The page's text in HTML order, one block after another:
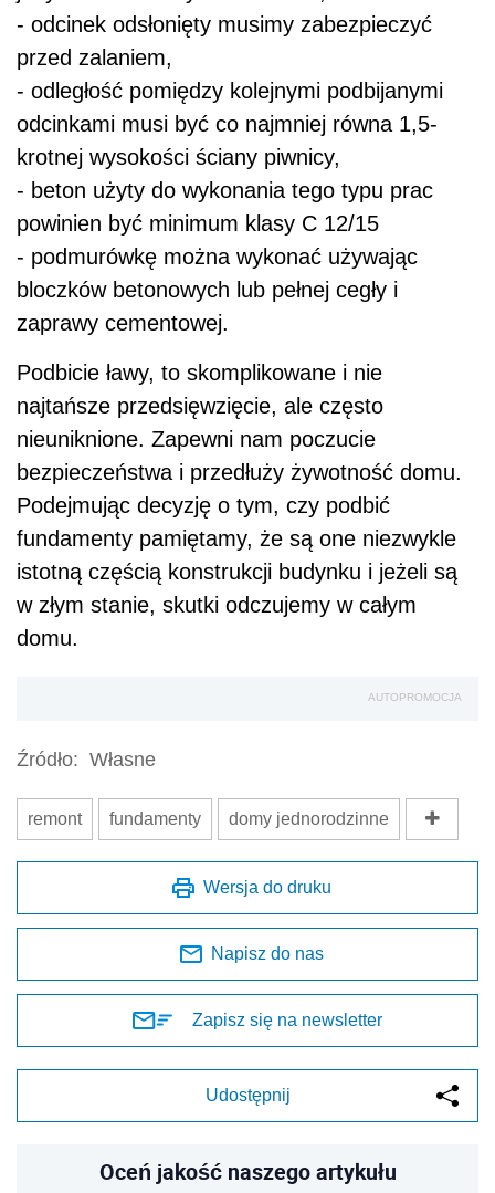
- odcinek odsłonięty musimy zabezpieczyć
przed zalaniem,
- odległość pomiędzy kolejnymi podbijanymi
odcinkami musi być co najmniej równa 1,5-
krotnej wysokości ściany piwnicy,
- beton użyty do wykonania tego typu prac
powinien być minimum klasy C 12/15
- podmurówkę można wykonać używając
bloczków betonowych lub pełnej cegły i
zaprawy cementowej.
Podbicie ławy, to skomplikowane i nie
najtańsze przedsięwzięcie, ale często
nieuniknione. Zapewni nam poczucie
bezpieczeństwa i przedłuży żywotność domu.
Podejmując decyzję o tym, czy podbić
fundamenty pamiętamy, że są one niezwykle
istotną częścią konstrukcji budynku i jeżeli są
w złym stanie, skutki odczujemy w całym
domu.
AUTOPROMOCJA
Źródło: Własne
remont fundamenty domy jednorodzinne
Wersja do druku
Napisz do nas
Zapisz się na newsletter
Udostępnij
Oceń jakość naszego artykułu